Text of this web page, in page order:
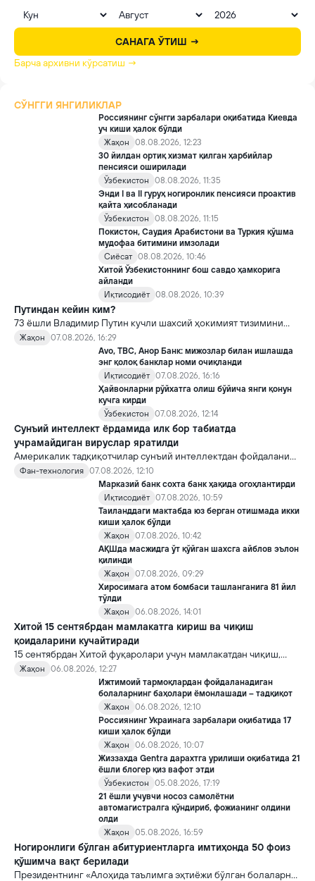
САНАГА ЎТИШ →
Барча архивни кўрсатиш →
СЎНГГИ ЯНГИЛИКЛАР
Россиянинг сўнгги зарбалари оқибатида Киевда
уч киши ҳалок бўлди
Жаҳон
08.08.2026, 12:23
30 йилдан ортиқ хизмат қилган ҳарбийлар
пенсияси оширилади
Ўзбекистон
08.08.2026, 11:35
Энди I ва II гуруҳ ногиронлик пенсияси проактив
қайта ҳисобланади
Ўзбекистон
08.08.2026, 11:15
Покистон, Саудия Арабистони ва Туркия қўшма
мудофаа битимини имзолади
Сиёсат 08.08.2026, 10:46
Хитой Ўзбекистоннинг бош савдо ҳамкорига
айланди
Иқтисодиёт 08.08.2026, 10:39
Путиндан кейин ким?
73 ёшли Владимир Путин кучли шахсий ҳокимият тизимини
яратди, аммо ундан кейин ким келиши ва ҳокимиятни
топшириш механизми ҳали ноаниқ. Таҳлилчилар фикрича, бу
Кремлда ворислик жангига олиб келиши мумкин.
Жаҳон
07.08.2026, 16:29
Avo, TBC, Анор Банк: мижозлар билан ишлашда
энг қолоқ банклар номи очиқланди
Иқтисодиёт 07.08.2026, 16:16
Ҳайвонларни рўйхатга олиш бўйича янги қонун
кучга кирди
Ўзбекистон
07.08.2026, 12:14
Сунъий интеллект ёрдамида илк бор табиатда
учрамайдиган вируслар яратилди
Америкалик тадқиқотчилар сунъий интеллектдан фойдаланиб
16 та вирус яратди. Бу кашфиёт янги ютуқларга умид уйғотиш
билан бирга, ундан нотўғри мақсадда фойдаланиш борасидаги
хавотирларни ҳам кучайтирмоқда.
Фан-технология 07.08.2026, 12:10
Марказий банк сохта банк ҳақида огоҳлантирди
Иқтисодиёт 07.08.2026, 10:59
Таиланддаги мактабда юз берган отишмада икки
киши ҳалок бўлди
Жаҳон
07.08.2026, 10:42
АҚШда масжидга ўт қўйган шахсга айблов эълон
қилинди
Жаҳон
07.08.2026, 09:29
Хиросимага атом бомбаси ташланганига 81 йил
тўлди
Жаҳон
06.08.2026, 14:01
Хитой 15 сентябрдан мамлакатга кириш ва чиқиш
қоидаларини кучайтиради
15 сентябрдан Хитой фуқаролари учун мамлакатдан чиқиш,
хорижликлар учун эса Хитойга кириш тартиби бўйича янги
қоидалар кучга киради.
Жаҳон
06.08.2026, 12:27
Ижтимоий тармоқлардан фойдаланадиган
болаларнинг баҳолари ёмонлашади – тадқиқот
Жаҳон
06.08.2026, 12:10
Россиянинг Украинага зарбалари оқибатида 17
киши ҳалок бўлди
Жаҳон
06.08.2026, 10:07
Жиззахда Gentra дарахтга урилиши оқибатида 21
ёшли блогер қиз вафот этди
Ўзбекистон
05.08.2026, 17:19
21 ёшли учувчи носоз самолётни
автомагистралга қўндириб, фожианинг олдини
олди
Жаҳон
05.08.2026, 16:59
Ногиронлиги бўлган абитуриентларга имтиҳонда 50 фоиз
қўшимча вақт берилади
Президентнинг «Алоҳида таълимга эҳтиёжи бўлган болаларни